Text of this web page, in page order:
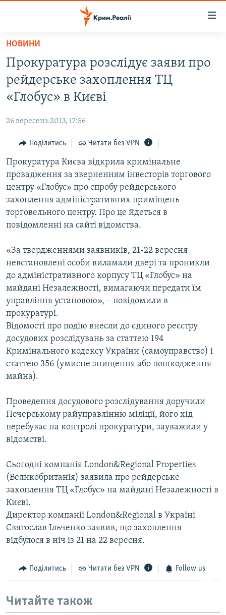
Перейти
основного
матеріалу
Перейти
до
основної
навігації
Перейти
пошуку
ВОДА.КРИМ
ВІДЕО ТА ФОТО
БЛОГИ
ПОГЛЯД
ІНТЕРВ'Ю
ВСЕ ЗА ДЕНЬ
СПЕЦПРОЕКТИ
ДЕПОРТАЦІЯ
СВІДЧЕННЯ ОКУПАЦІЇ
УКРАЇНСЬКА ПРОБЛЕМА КРИМУ
ІНФОГРАФІКА
ЯК ОБІЙТИ БЛОКУВАННЯ
Qırımtatar
ДОЛУЧАЙСЯ!
Усі сайти RFE/RL
НОВИНИ
Прокуратура розслідує заяви про
рейдерське захоплення ТЦ
«Глобус» в Києві
26 вересень 2013, 17:56
Поділитись Читати без VPN
Прокуратура Києва відкрила кримінальне
провадження за зверненням інвесторів торгового
центру «Глобус» про спробу рейдерського
захоплення адміністративних приміщень
торговельного центру. Про це йдеться в
повідомленні на сайті відомства.
«За твердженнями заявників, 21-22 вересня
невстановлені особи виламали двері та проникли
до адміністративного корпусу ТЦ «Глобус» на
майдані Незалежності, вимагаючи передати їм
управління установою», – повідомили в
прокуратурі.
Відомості про подію внесли до єдиного реєстру
досудових розслідувань за статтею 194
Кримінального кодексу України (самоуправство) і
статтею 356 (умисне знищення або пошкодження
майна).
Проведення досудового розслідування доручили
Печерському райуправлінню міліції, його хід
перебуває на контролі прокуратури, зауважили у
відомстві.
Сьогодні компанія London&Regional Properties
(Великобританія) заявила про рейдерське
захоплення ТЦ «Глобус» на майдані Незалежності в
Києві.
Директор компанії London&Regional в Україні
Святослав Ільченко заявив, що захоплення
відбулося в ніч із 21 на 22 вересня.
Поділитись Читати без VPN Follow us
Читайте також